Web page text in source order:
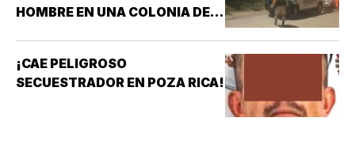
HOMBRE EN UNA COLONIA DE
¡CAE PELIGROSO
SECUESTRADOR EN POZA RICA!